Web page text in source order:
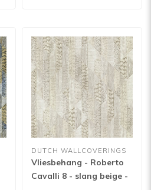
DUTCH WALLCOVERINGS
Vliesbehang - Roberto
Cavalli 8 - slang beige -